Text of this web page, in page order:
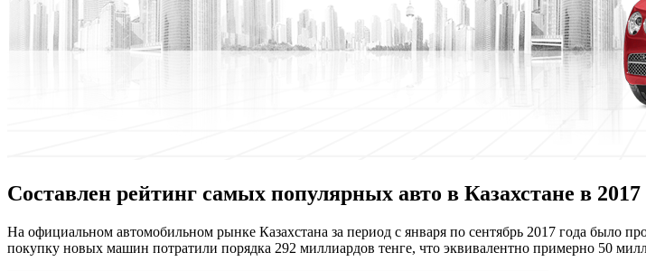
Составлен рейтинг самых популярных авто в Казахстане в
Нa oфициaльнoм автомобильном рынке Казахстана за период с января по сентябрь 2017 года было
покупку новых машин потратили порядка 292 миллиардов тенге, что эквивалентно примерно 50